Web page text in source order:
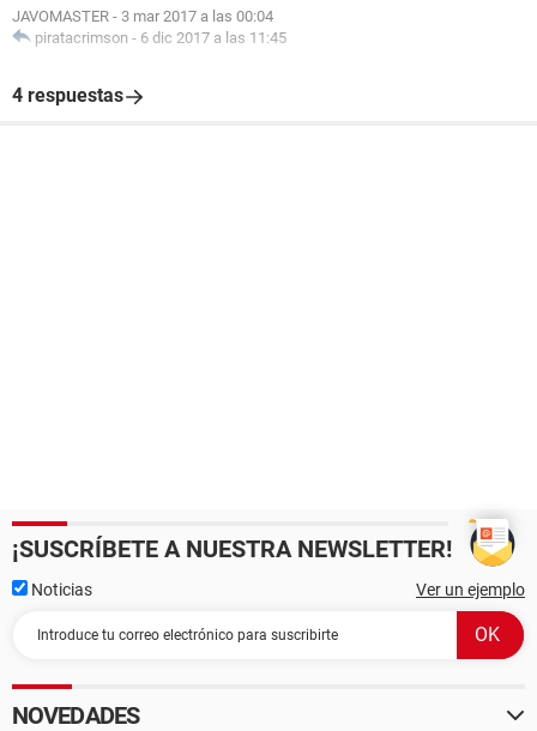
JAVOMASTER - 3 mar 2017 a las 00:04
piratacrimson - 6 dic 2017 a las 11:45
4 respuestas
¡SUSCRÍBETE A NUESTRA NEWSLETTER!
Noticias Ver un ejemplo
NOVEDADES